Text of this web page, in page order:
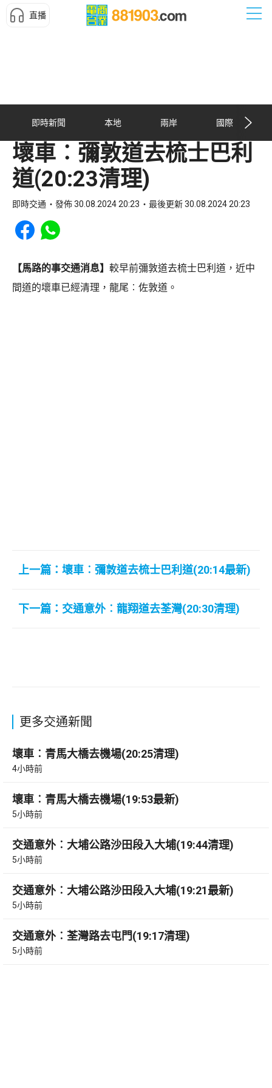
直播
即時新聞 本地 兩岸 國際
壞車︰彌敦道去梳士巴利
道(20:23清理)
即時交通 發佈 30.08.2024 20:23 最後更新 30.08.2024 20:23
Share to Facebook
Share to WhatsApp
【馬路的事交通消息】 較早前彌敦道去梳士巴利道，近中
間道的壞車已經清理，龍尾︰佐敦道。
上一篇：壞車︰彌敦道去梳士巴利道(20:14最新)
下一篇：交通意外︰龍翔道去荃灣(20:30清理)
更多交通新聞
壞車︰青馬大橋去機場(20:25清理)
4小時前
壞車︰青馬大橋去機場(19:53最新)
5小時前
交通意外︰大埔公路沙田段入大埔(19:44清理)
5小時前
交通意外︰大埔公路沙田段入大埔(19:21最新)
5小時前
交通意外︰荃灣路去屯門(19:17清理)
5小時前